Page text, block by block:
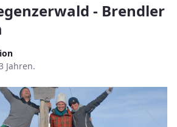
- Brendler
Jahren.